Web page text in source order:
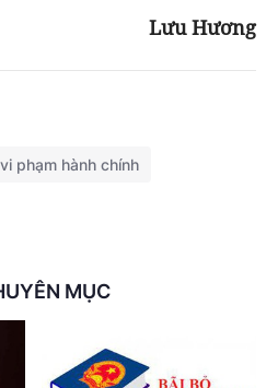
Lưu Hương
vi phạm hành chính
MỤC